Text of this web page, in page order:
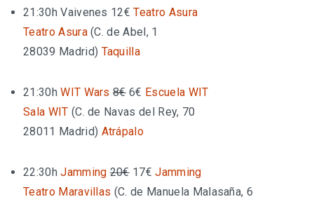
21:30h Vaivenes 12€ Teatro Asura
Teatro Asura(C. de Abel, 1
28039 Madrid) Taquilla
21:30h WIT Wars 8€6€ Escuela WIT
Sala WIT (C. de Navas del Rey, 70
28011 Madrid) Atrápalo
22:30h Jamming 20€17€ Jamming
Teatro Maravillas (C. de Manuela Malasaña, 6